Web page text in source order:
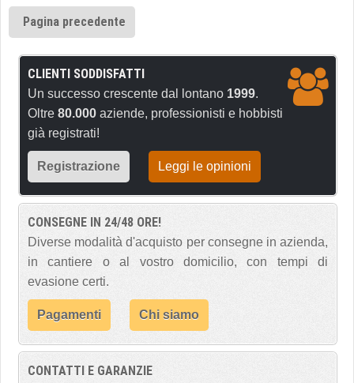
Pagina precedente
CLIENTI SODDISFATTI
Un successo crescente dal lontano 1999.
Oltre 80.000 aziende, professionisti e hobbisti
già registrati!
Registrazione Leggi le opinioni
CONSEGNE IN 24/48 ORE!
Diverse modalità d'acquisto per consegne in azienda,
in cantiere o al vostro domicilio, con tempi di
evasione certi.
Pagamenti Chi siamo
CONTATTI E GARANZIE